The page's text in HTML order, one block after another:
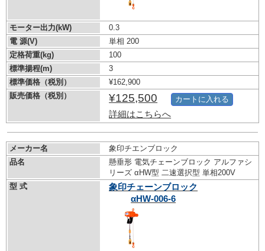
モーター出力(kW)
0.3
電 源(V)
単相 200
定格荷重(kg)
100
標準揚程(m)
3
標準価格（税別）
¥162,900
販売価格（税別）
¥125,500
詳細はこちらへ
カートに入れる
メーカー名
象印チエンブロック
品名
懸垂形 電気チェーンブロック アルファシ
リーズ αHW型 二速選択型 単相200V
型 式
象印チェーンブロック
αHW-006-6